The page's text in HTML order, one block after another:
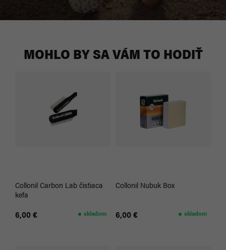
MOHLO BY SA VÁM TO HODIŤ
Collonil Carbon Lab čistiaca
kefa
6,00 € skladom
Collonil Nubuk Box
6,00 € skladom